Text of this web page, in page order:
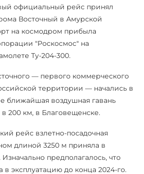
официальный рейс принял
Восточный в Амурской
на космодром прибыла
"Роскосмос" на
Ту-204-300.
— первого коммерческого
территории — начались в
ближайшая воздушная гавань
в 200 км, в Благовещенске.
рейс взлетно-посадочная
длиной 3250 м приняла в
Изначально предполагалось, что
в эксплуатацию до конца 2024-го.